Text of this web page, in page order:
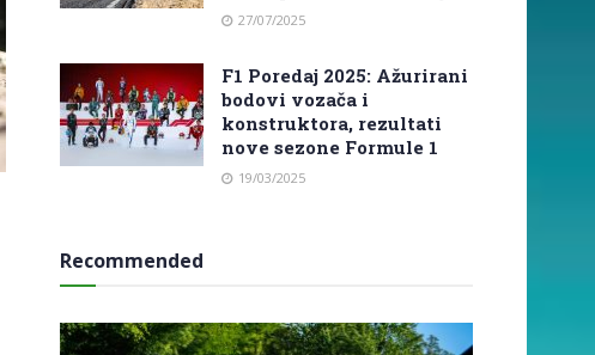
27/07/2025
F1 Poredaj 2025: Ažurirani
bodovi vozača i
konstruktora, rezultati
nove sezone Formule 1
19/03/2025
Recommended